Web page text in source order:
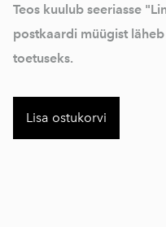
Teos kuulub seeriasse
postkaardi müügist
toetuseks.
Lisa ostukorvi